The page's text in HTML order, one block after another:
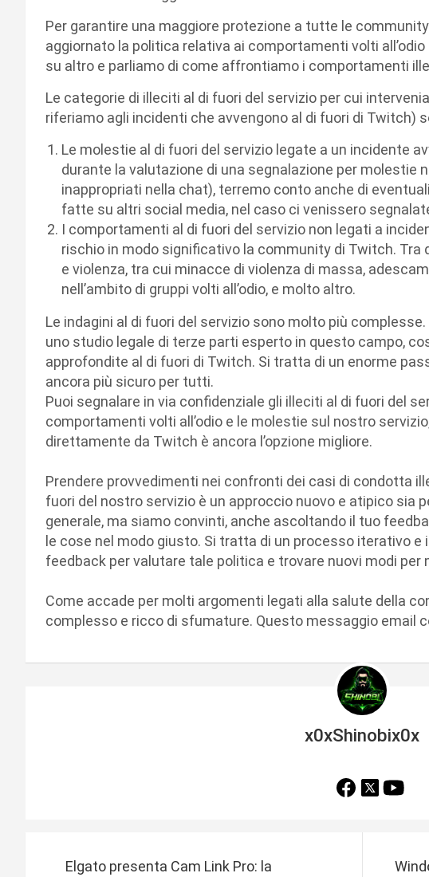
Per garantire una maggiore protezione a tutte le
aggiornato la politica relativa ai comportamenti volti
su altro e parliamo di come affrontiamo i comportamenti
Le categorie di illeciti al di fuori del servizio per cui
riferiamo agli incidenti che avvengono al di fuori di Twitch)
Le molestie al di fuori del servizio legate a un incidente
durante la valutazione di una segnalazione per molestie
inappropriati nella chat), terremo conto anche di
fatte su altri social media, nel caso ci venissero
I comportamenti al di fuori del servizio non legati a
rischio in modo significativo la community di Twitch. Tra
e violenza, tra cui minacce di violenza di massa,
nell’ambito di gruppi volti all’odio, e molto altro.
Le indagini al di fuori del servizio sono molto più
uno studio legale di terze parti esperto in questo campo,
approfondite al di fuori di Twitch. Si tratta di un enorme
ancora più sicuro per tutti.
Puoi segnalare in via confidenziale gli illeciti al di fuori del
comportamenti volti all’odio e le molestie sul nostro
direttamente da Twitch è ancora l’opzione migliore.
Prendere provvedimenti nei confronti dei casi di condotta
fuori del nostro servizio è un approccio nuovo e atipico sia
generale, ma siamo convinti, anche ascoltando il tuo
le cose nel modo giusto. Si tratta di un processo iterativo
feedback per valutare tale politica e trovare nuovi modi per
Come accade per molti argomenti legati alla salute della
complesso e ricco di sfumature. Questo messaggio email
x0xShinobix0x
Elgato presenta Cam Link Pro: la